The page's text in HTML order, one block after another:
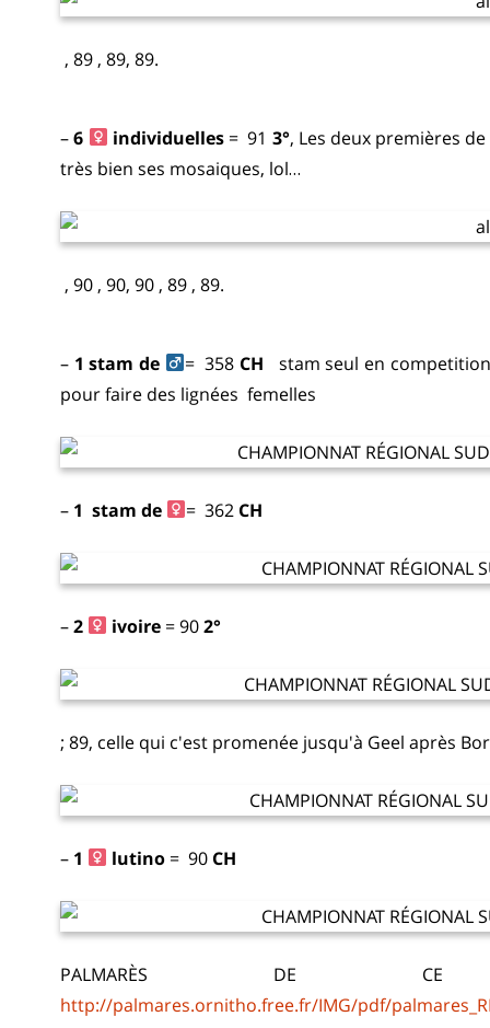
, 89 , 89, 89.
–6 individuelles= 91 3°, Les deux premières
très bien ses mosaiques, lol…
, 90 , 90, 90 , 89 , 89.
– 1 stam de = 358 CH
stam seul en
pour faire des lignées femelles
– 1 stam de = 362 CH
–2 ivoire = 902°
; 89, celle qui c'est promenée jusqu'à Geel après
– 1 lutino = 90 CH
PALMARÈS DE
http://palmares.ornitho.free.fr/IMG/pdf/